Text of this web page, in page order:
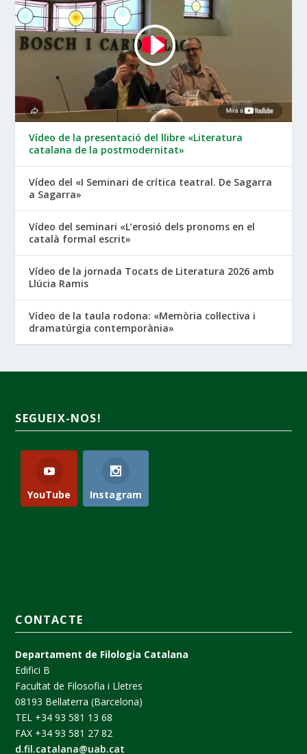
Vídeo de la presentació del llibre «Literatura
catalana de la postmodernitat»
Vídeo del «I Seminari de crítica teatral. De Sagarra
a Sagarra»
Vídeo del seminari «L’erosió dels pronoms en el
català formal escrit»
Vídeo de la jornada Tocats de Literatura 2026 amb
Llúcia Ramis
Vídeo de la taula rodona: «Memòria col·lectiva i
dramatúrgia contemporània»
SEGUEIX-NOS!
YouTube Instagram
CONTACTE
Departament de Filologia Catalana
Edifici B
Facultat de Filosofia i Lletres
08193 Bellaterra (Barcelona)
TEL +34 93 581 13 68
FAX +34 93 581 27 82
d.fil.catalana@uab.cat